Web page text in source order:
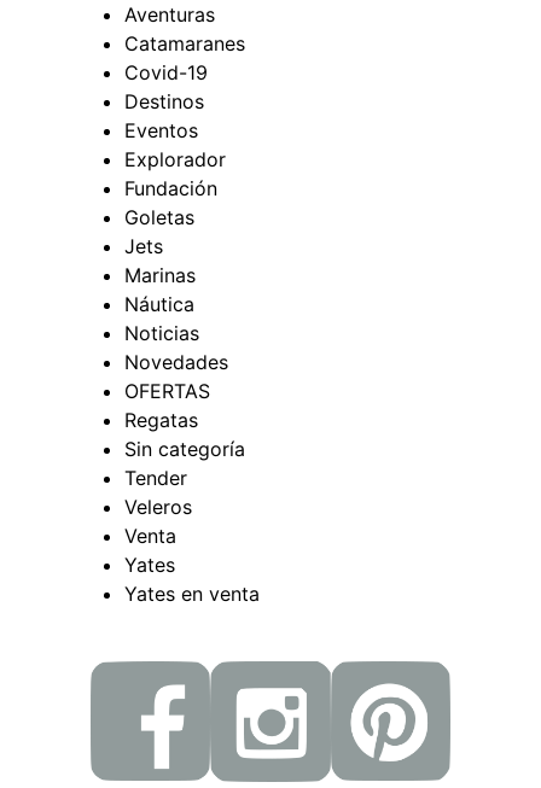
Aventuras
Catamaranes
Covid-19
Destinos
Eventos
Explorador
Fundación
Goletas
Jets
Marinas
Náutica
Noticias
Novedades
OFERTAS
Regatas
Sin categoría
Tender
Veleros
Venta
Yates
Yates en venta